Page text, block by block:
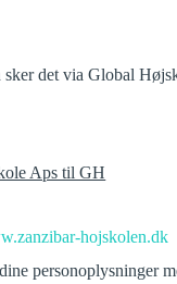
det via Global
Aps til GH
hojskolen.dk
personoplysninger